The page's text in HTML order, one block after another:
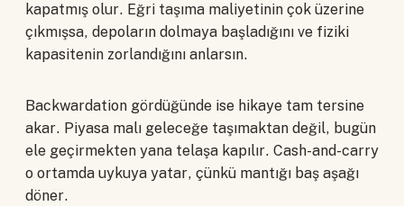
kapatmış olur. Eğri taşıma maliyetinin çok üzerine
çıkmışsa, depoların dolmaya başladığını ve fiziki
kapasitenin zorlandığını anlarsın.
Backwardation gördüğünde ise hikaye tam tersine
akar. Piyasa malı geleceğe taşımaktan değil, bugün
ele geçirmekten yana telaşa kapılır. Cash-and-carry
o ortamda uykuya yatar, çünkü mantığı baş aşağı
döner.